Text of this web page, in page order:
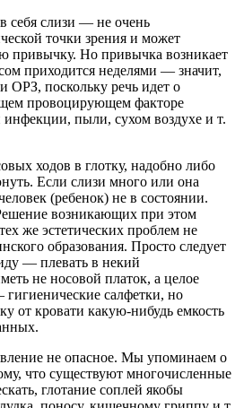
себя слизи — не очень
точки зрения и может
привычку. Но привычка возникает
приходится неделями — значит,
ОРЗ, поскольку речь идет о
провоцирующем факторе
инфекции, пыли, сухом воздухе и т.
ходов в глотку, надобно либо
Если слизи много или она
(ребенок) не в состоянии.
возникающих при этом
же эстетических проблем не
образования. Просто следует
— плевать в некий
не носовой платок, а целое
салфетки, но
от кровати какую-нибудь емкость
не опасное. Мы упоминаем о
что существуют многочисленные
глотание соплей якобы